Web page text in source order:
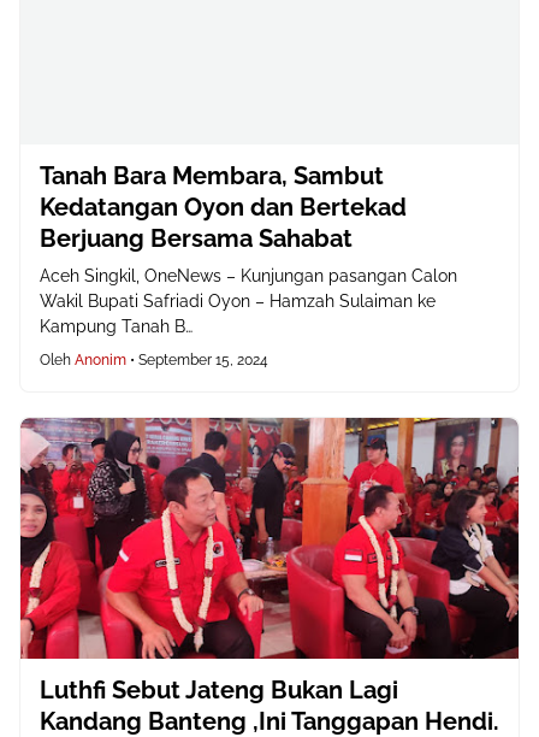
Tanah Bara Membara, Sambut
Kedatangan Oyon dan Bertekad
Berjuang Bersama Sahabat
Aceh Singkil, OneNews – Kunjungan pasangan Calon
Wakil Bupati Safriadi Oyon – Hamzah Sulaiman ke
Kampung Tanah B…
Oleh Anonim • September 15, 2024
Luthfi Sebut Jateng Bukan Lagi
Kandang Banteng ,Ini Tanggapan Hendi.